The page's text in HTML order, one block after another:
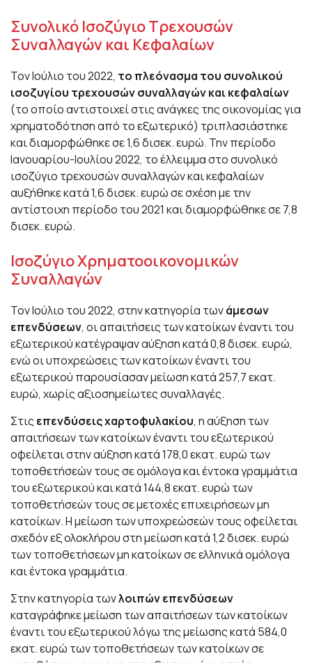
Συνολικό Ισοζύγιο Τρεχουσών
Συναλλαγών και Κεφαλαίων
Τον Ιούλιο του 2022, το πλεόνασμα του συνολικού
ισοζυγίου τρεχουσών συναλλαγών και κεφαλαίων
(το οποίο αντιστοιχεί στις ανάγκες της οικονομίας για
χρηματοδότηση από το εξωτερικό) τριπλασιάστηκε
και διαμορφώθηκε σε 1,6 δισεκ. ευρώ. Την περίοδο
Ιανουαρίου-Ιουλίου 2022, το έλλειμμα στο συνολικό
ισοζύγιο τρεχουσών συναλλαγών και κεφαλαίων
αυξήθηκε κατά 1,6 δισεκ. ευρώ σε σχέση με την
αντίστοιχη περίοδο του 2021 και διαμορφώθηκε σε 7,8
δισεκ. ευρώ.
Ισοζύγιο Χρηματοοικονομικών
Συναλλαγών
Τον Ιούλιο του 2022, στην κατηγορία τωνάμεσων
επενδύσεων, οι απαιτήσεις των κατοίκων έναντι του
εξωτερικού κατέγραψαν αύξηση κατά 0,8 δισεκ. ευρώ,
ενώ οι υποχρεώσεις των κατοίκων έναντι του
εξωτερικού παρουσίασαν μείωση κατά 257,7 εκατ.
ευρώ, χωρίς αξιοσημείωτες συναλλαγές.
Στις επενδύσεις χαρτοφυλακίου, η αύξηση των
απαιτήσεων των κατοίκων έναντι του εξωτερικού
οφείλεται στην αύξηση κατά 178,0 εκατ. ευρώ των
τοποθετήσεών τους σε ομόλογα και έντοκα γραμμάτια
του εξωτερικού και κατά 144,8 εκατ. ευρώ των
τοποθετήσεών τους σε μετοχές επιχειρήσεων μη
κατοίκων. Η μείωση των υποχρεώσεών τους οφείλεται
σχεδόν εξ ολοκλήρου στη μείωση κατά 1,2 δισεκ. ευρώ
των τοποθετήσεων μη κατοίκων σε ελληνικά ομόλογα
και έντοκα γραμμάτια.
Στην κατηγορία τωνλοιπών επενδύσεων
καταγράφηκε μείωση των απαιτήσεων των κατοίκων
έναντι του εξωτερικού λόγω της μείωσης κατά 584,0
εκατ. ευρώ των τοποθετήσεων των κατοίκων σε